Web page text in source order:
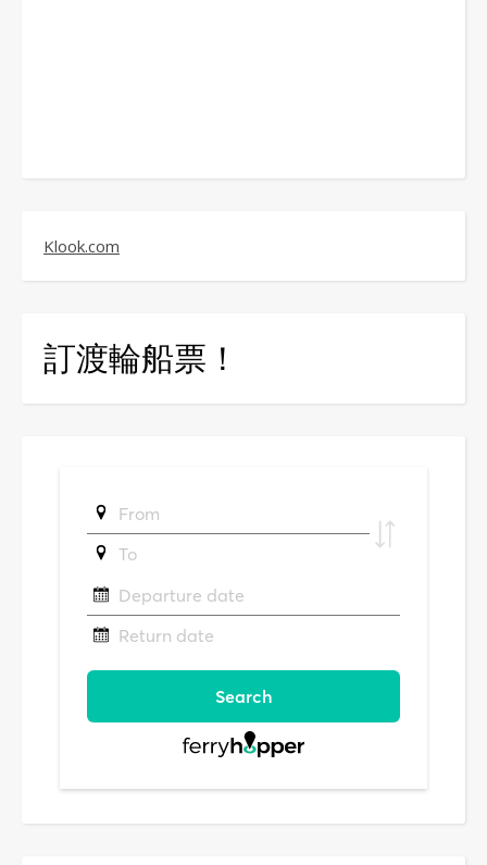
Klook.com
訂渡輪船票！